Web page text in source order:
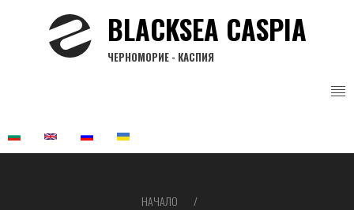
BLACKSEA CASPIA
ЧЕРНОМОРИЕ - КАСПИЯ
НАЧАЛО